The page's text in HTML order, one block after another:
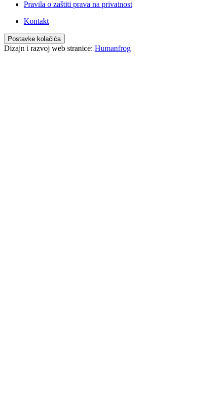
Pravila o zaštiti prava na privatnost
Kontakt
Postavke kolačića
Dizajn i razvoj web stranice: Humanfrog